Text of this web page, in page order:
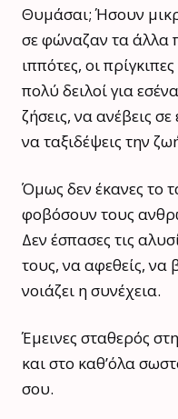
Θυμάσαι; Ήσουν
σε φώναζαν τα άλλα
ιππότες, οι
πολύ δειλοί για
ζήσεις, να ανέβεις
να ταξιδέψεις την
Όμως δεν έκανες το
φοβόσουν τους
Δεν έσπασες τις
τους, να αφεθείς, να
νοιάζει η συνέχεια.
Έμεινες σταθερός
και στο καθ’όλα
σου.